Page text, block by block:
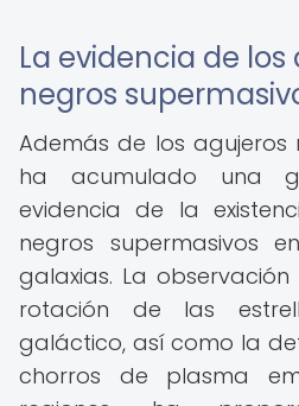
La evidencia de los
negros
Además de los agujeros
ha acumulado una
evidencia de la
negros supermasivos
galaxias. La
rotación de las
galáctico, así como la
chorros de plasma